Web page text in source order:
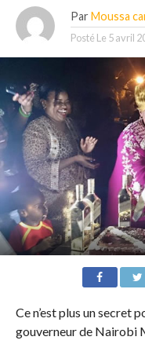
Par Moussa
Posté Le 5 avril
Ce n’est plus un secret
gouverneur de Nairobi